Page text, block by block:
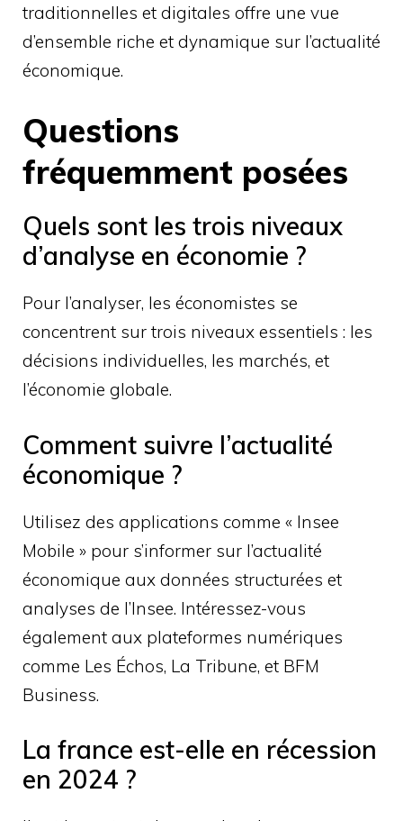
traditionnelles et digitales offre une vue
d’ensemble riche et dynamique sur l’actualité
économique.
Questions
fréquemment posées
Quels sont les trois niveaux
d’analyse en économie ?
Pour l’analyser, les économistes se
concentrent sur trois niveaux essentiels : les
décisions individuelles, les marchés, et
l’économie globale.
Comment suivre l’actualité
économique ?
Utilisez des applications comme « Insee
Mobile » pour s’informer sur l’actualité
économique aux données structurées et
analyses de l’Insee. Intéressez-vous
également aux plateformes numériques
comme Les Échos, La Tribune, et BFM
Business.
La france est-elle en récession
en 2024 ?